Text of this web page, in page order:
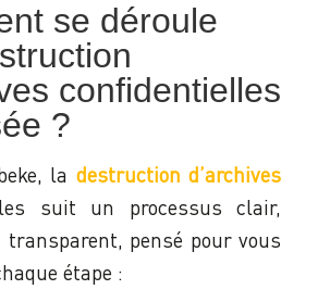
se déroule
confidentielles
?
la destruction d’archives
suit un processus clair,
transparent, pensé pour vous
étape :